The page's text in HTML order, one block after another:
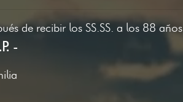
de recibir los SS.SS. a los 88 años.
-